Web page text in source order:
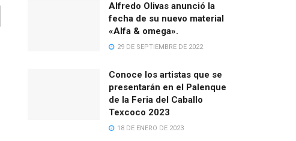
Alfredo Olivas anunció la
fecha de su nuevo material
«Alfa & omega».
29 DE SEPTIEMBRE DE 2022
Conoce los artistas que se
presentarán en el Palenque
de la Feria del Caballo
Texcoco 2023
18 DE ENERO DE 2023